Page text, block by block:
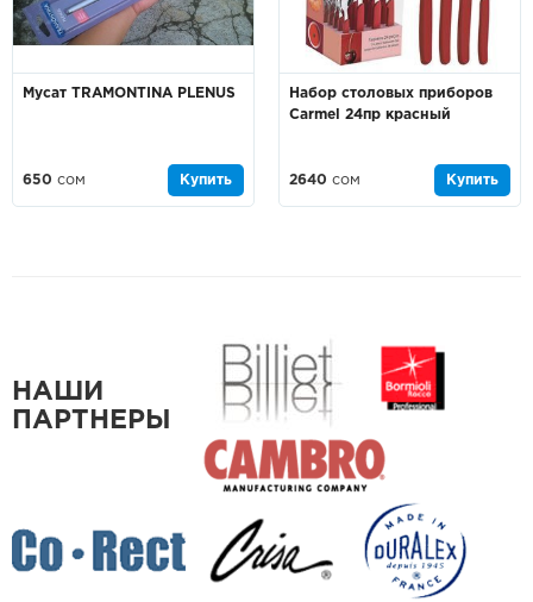
Мусат TRAMONTINA PLENUS
650 сом Купить
Набор столовых приборов
Carmel 24пр красный
2640 сом Купить
НАШИ
ПАРТНЕРЫ